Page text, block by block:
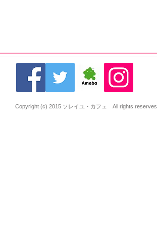
Copyright (c) 2015 ソレイユ・カフェ All rights reserves.